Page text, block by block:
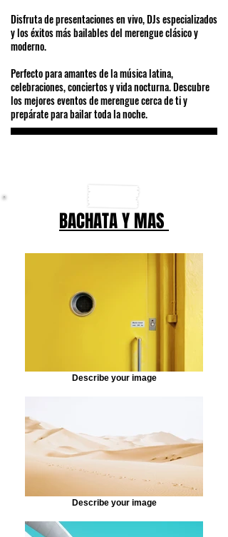
Disfruta de presentaciones en vivo, DJs especializados
y los éxitos más bailables del merengue clásico y
moderno.
Perfecto para amantes de la música latina,
celebraciones, conciertos y vida nocturna. Descubre
los mejores eventos de merengue cerca de ti y
prepárate para bailar toda la noche.
BACHATA Y MAS
Describe your image
Describe your image